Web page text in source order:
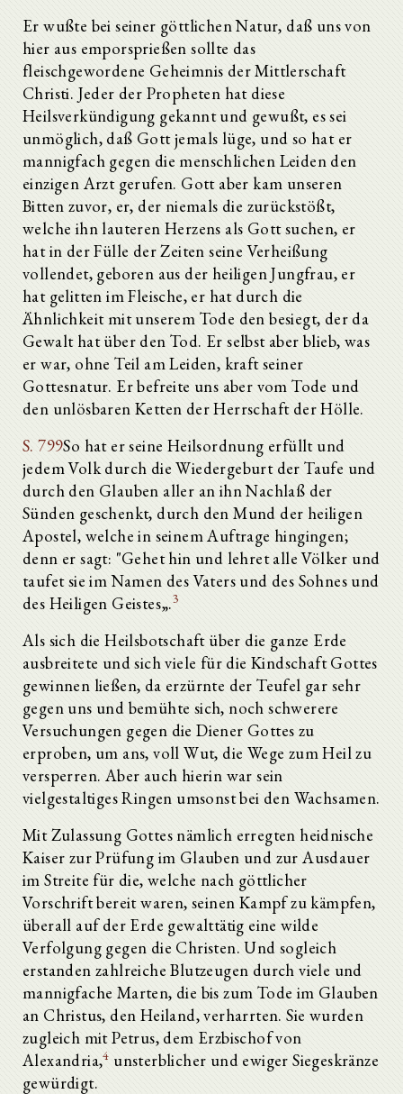
Er wußte bei seiner göttlichen Natur, daß uns von
hier aus emporsprießen sollte das
fleischgewordene Geheimnis der Mittlerschaft
Christi. Jeder der Propheten hat diese
Heilsverkündigung gekannt und gewußt, es sei
unmöglich, daß Gott jemals lüge, und so hat er
mannigfach gegen die menschlichen Leiden den
einzigen Arzt gerufen. Gott aber kam unseren
Bitten zuvor, er, der niemals die zurückstößt,
welche ihn lauteren Herzens als Gott suchen, er
hat in der Fülle der Zeiten seine Verheißung
vollendet, geboren aus der heiligen Jungfrau, er
hat gelitten im Fleische, er hat durch die
Ähnlichkeit mit unserem Tode den besiegt, der da
Gewalt hat über den Tod. Er selbst aber blieb, was
er war, ohne Teil am Leiden, kraft seiner
Gottesnatur. Er befreite uns aber vom Tode und
den unlösbaren Ketten der Herrschaft der Hölle.
S. 799So hat er seine Heilsordnung erfüllt und
jedem Volk durch die Wiedergeburt der Taufe und
durch den Glauben aller an ihn Nachlaß der
Sünden geschenkt, durch den Mund der heiligen
Apostel, welche in seinem Auftrage hingingen;
denn er sagt: "Gehet hin und lehret alle Völker und
taufet sie im Namen des Vaters und des Sohnes und
des Heiligen Geistes„.3
Als sich die Heilsbotschaft über die ganze Erde
ausbreitete und sich viele für die Kindschaft Gottes
gewinnen ließen, da erzürnte der Teufel gar sehr
gegen uns und bemühte sich, noch schwerere
Versuchungen gegen die Diener Gottes zu
erproben, um ans, voll Wut, die Wege zum Heil zu
versperren. Aber auch hierin war sein
vielgestaltiges Ringen umsonst bei den Wachsamen.
Mit Zulassung Gottes nämlich erregten heidnische
Kaiser zur Prüfung im Glauben und zur Ausdauer
im Streite für die, welche nach göttlicher
Vorschrift bereit waren, seinen Kampf zu kämpfen,
überall auf der Erde gewalttätig eine wilde
Verfolgung gegen die Christen. Und sogleich
erstanden zahlreiche Blutzeugen durch viele und
mannigfache Marten, die bis zum Tode im Glauben
an Christus, den Heiland, verharrten. Sie wurden
zugleich mit Petrus, dem Erzbischof von
Alexandria,4 unsterblicher und ewiger Siegeskränze
gewürdigt.